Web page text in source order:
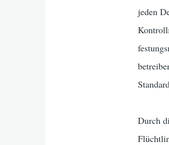
jeden
Durch